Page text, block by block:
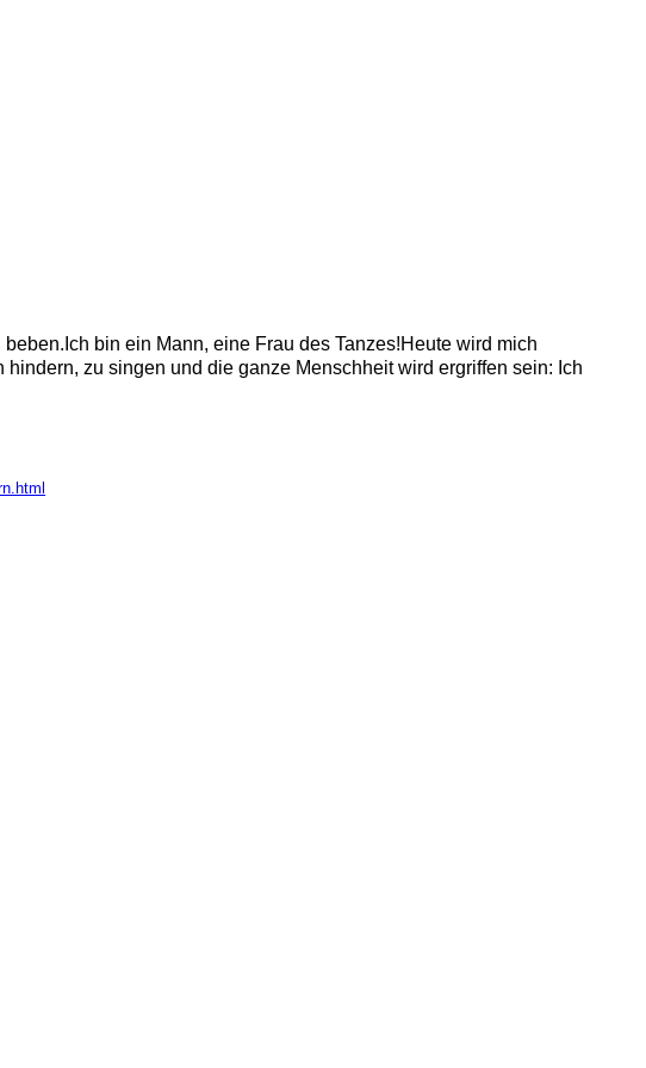
bin ein Mann, eine Frau des Tanzes!Heute wird mich
zu singen und die ganze Menschheit wird ergriffen sein: Ich